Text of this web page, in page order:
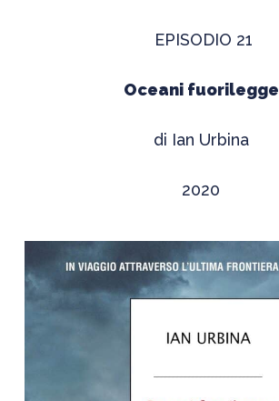
EPISODIO 21
Oceani fuorilegge
di Ian Urbina
2020